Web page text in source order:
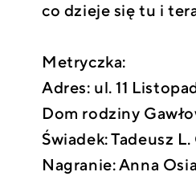
co dzieje się tu i
Metryczka:
Adres: ul. 11
Dom rodziny
Świadek: Tadeusz L.
Nagranie: Anna